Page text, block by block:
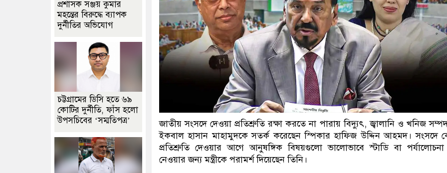
জাতীয় সংসদে দেওয়া প্রতিশ্রুতি রক্ষা করতে না পারায় বিদ্যুৎ, জ্বালানি ও খনিজ সম্পদ
ইকবাল হাসান মাহামুদকে সতর্ক করেছেন স্পিকার হাফিজ উদ্দিন আহমদ। সংসদে
প্রতিশ্রুতি দেওয়ার আগে আনুষঙ্গিক বিষয়গুলো ভালোভাবে স্টাডি বা
নেওয়ার জন্য মন্ত্রীকে পরামর্শ দিয়েছেন তিনি।
প্রশাসক সঞ্জয় কুমার
মহন্তের বিরুদ্ধে ব্যাপক
দুর্নীতির অভিযোগ
চট্টগ্রামের ডিসি হতে ৬৯
কোটির দুর্নীতি, ফাঁস হলো
উপসচিবের ‘সম্মতিপত্র’